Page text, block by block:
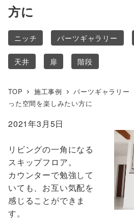
方に
ニッチ パーツギャラリー
天井 扉 階段
TOP 施工事例 パーツギャラリー
った空間を楽しみたい方に
2021年3月5日
リビングの一角になる
スキップフロア。
カウンターで勉強して
いても、お互い気配を
感じることができま
す。